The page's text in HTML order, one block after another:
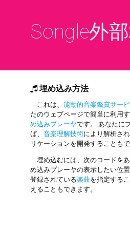
Songle外
埋め込み方法
これは、能動的音楽鑑賞サー
たのウェブページで簡単に利用
め込みプレーヤです。 あなたに
ば、音楽理解技術により解析さ
リケーションを開発することもで
埋め込むには、次のコードを
め込みプレーヤの表示したい位
登録されている楽曲を指定する
えることもできます。